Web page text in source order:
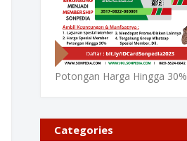
Potongan Harga Hingga 30%
Categories